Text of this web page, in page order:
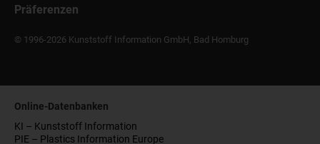
Präferenzen
© 1996-2026 Kunststoff Information GmbH, Bad Homburg
Online-Datenbanken
KI – Kunststoff Information
PIE – Plastics Information Europe